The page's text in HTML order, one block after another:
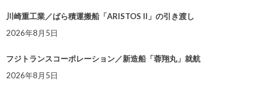
川崎重工業／ばら積運搬船「ARISTOS II」の引き渡し
2026年8月5日
フジトランスコーポレーション／新造船「蓉翔丸」就航
2026年8月5日